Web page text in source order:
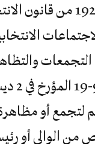
جاء في المادة 192 من
لتجمع أو
من الوالي أو